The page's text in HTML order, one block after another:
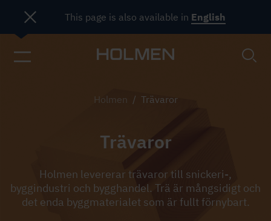
Holmen / Trävaror
Trägolv
Trävaror
Holmen levererar trävaror till snickeri-,
byggindustri och bygghandel. Trä är mångsidigt och
det enda byggmaterialet som är fullt förnybart.
This page is also available in English